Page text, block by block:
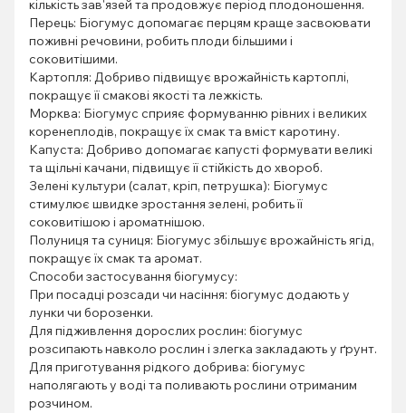
кількість зав'язей та продовжує період плодоношення.
Перець: Біогумус допомагає перцям краще засвоювати
поживні речовини, робить плоди більшими і
соковитішими.
Картопля: Добриво підвищує врожайність картоплі,
покращує її смакові якості та лежкість.
Морква: Біогумус сприяє формуванню рівних і великих
коренеплодів, покращує їх смак та вміст каротину.
Капуста: Добриво допомагає капусті формувати великі
та щільні качани, підвищує її стійкість до хвороб.
Зелені культури (салат, кріп, петрушка): Біогумус
стимулює швидке зростання зелені, робить її
соковитішою і ароматнішою.
Полуниця та суниця: Біогумус збільшує врожайність ягід,
покращує їх смак та аромат.
Способи застосування біогумусу:
При посадці розсади чи насіння: біогумус додають у
лунки чи борозенки.
Для підживлення дорослих рослин: біогумус
розсипають навколо рослин і злегка закладають у ґрунт.
Для приготування рідкого добрива: біогумус
наполягають у воді та поливають рослини отриманим
розчином.